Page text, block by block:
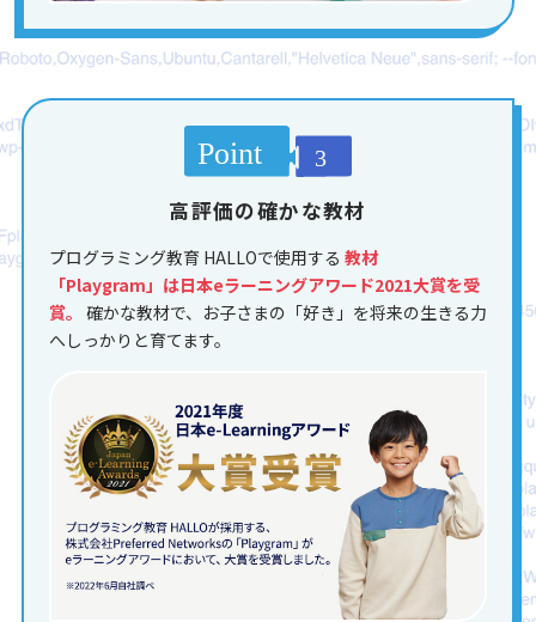
高評価の確かな教材
プログラミング教育 HALLOで使用する 教材
「Playgram」は日本eラーニングアワード2021大賞を受
賞。 確かな教材で、お子さまの「好き」を将来の生きる力
へしっかりと育てます。